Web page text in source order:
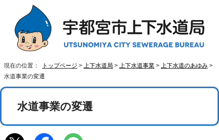
現在の位置： トップページ > 上下水道局 > 上下水道事業 > 上下水道のあゆみ >
水道事業の変遷
水道事業の変遷